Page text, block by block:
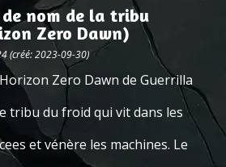
nom de la tribu
Zero Dawn)
(créé: 2023-09-30)
Zero Dawn de Guerrilla
tribu du froid qui vit dans les
et vénère les machines. Le